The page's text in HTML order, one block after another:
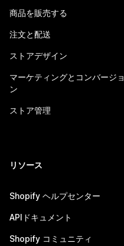
商品を販売する
注文と配送
ストアデザイン
マーケティングとコンバージョ
ン
ストア管理
リソース
Shopify ヘルプセンター
APIドキュメント
Shopify コミュニティ